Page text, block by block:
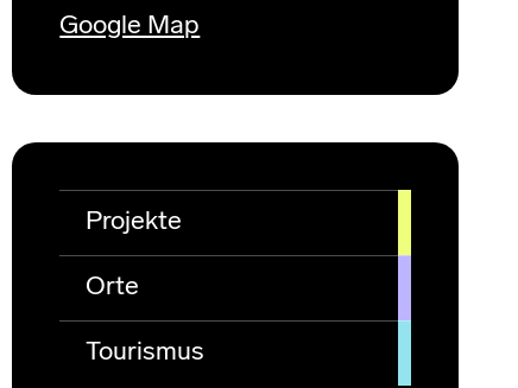
Google Map
Projekte
Orte
Tourismus